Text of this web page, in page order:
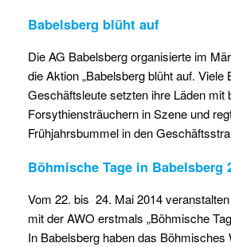
Babelsberg blüht auf
Die AG Babelsberg organisierte im
die Aktion „Babelsberg blüht auf. Viele
Geschäftsleute setzten ihre Läden mit
Forsythiensträuchern in Szene und
Frühjahrsbummel in den
Böhmische Tage in Babelsberg
Vom 22. bis 24. Mai 2014
mit der AWO erstmals „Böhmische
In Babelsberg haben das Böhmisches